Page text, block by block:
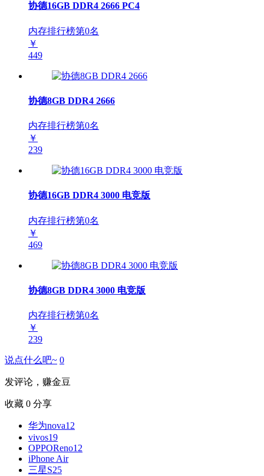
协德16GB DDR4 2666 PC4
内存排行榜第0名
￥
449
协德8GB DDR4 2666
内存排行榜第0名
￥
239
协德16GB DDR4 3000 电竞版
内存排行榜第0名
￥
469
协德8GB DDR4 3000 电竞版
内存排行榜第0名
￥
239
说点什么吧~ 0
发评论，赚金豆
收藏 0 分享
华为nova12
vivos19
OPPOReno12
iPhone Air
三星S25